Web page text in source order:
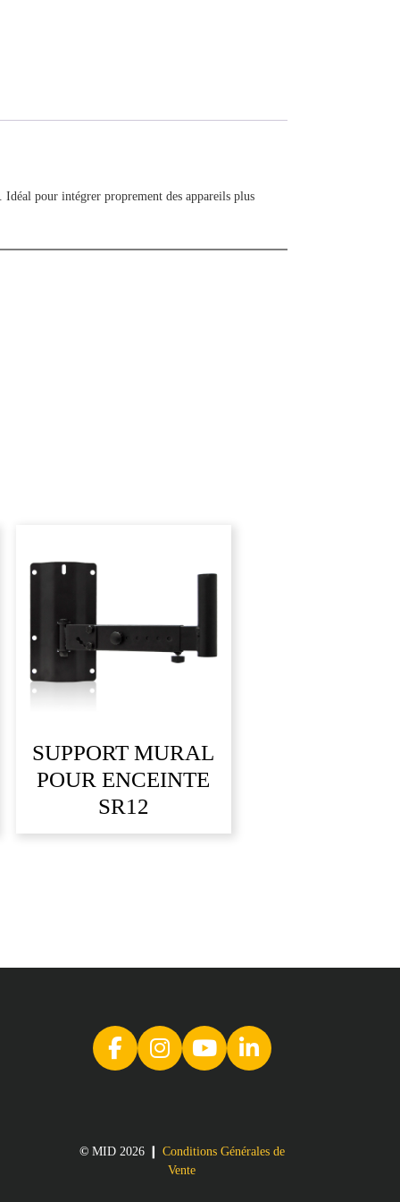
pour intégrer proprement des appareils plus
SUPPORT MURAL
POUR ENCEINTE
SR12
©MID 2026 ❙ Conditions Générales de
Vente